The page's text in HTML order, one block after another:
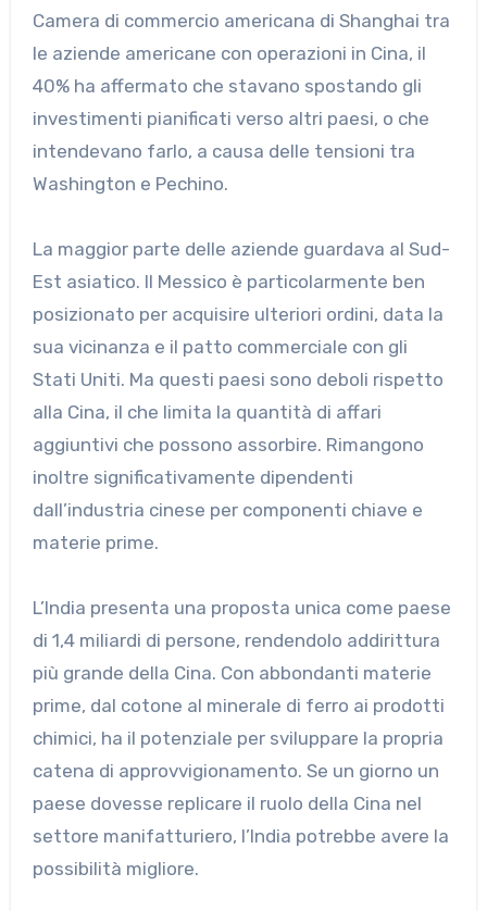
Camera di commercio americana di Shanghai tra
le aziende americane con operazioni in Cina, il
40% ha affermato che stavano spostando gli
investimenti pianificati verso altri paesi, o che
intendevano farlo, a causa delle tensioni tra
Washington e Pechino.
La maggior parte delle aziende guardava al Sud-
Est asiatico. Il Messico è particolarmente ben
posizionato per acquisire ulteriori ordini, data la
sua vicinanza e il patto commerciale con gli
Stati Uniti. Ma questi paesi sono deboli rispetto
alla Cina, il che limita la quantità di affari
aggiuntivi che possono assorbire. Rimangono
inoltre significativamente dipendenti
dall’industria cinese per componenti chiave e
materie prime.
L’India presenta una proposta unica come paese
di 1,4 miliardi di persone, rendendolo addirittura
più grande della Cina. Con abbondanti materie
prime, dal cotone al minerale di ferro ai prodotti
chimici, ha il potenziale per sviluppare la propria
catena di approvvigionamento. Se un giorno un
paese dovesse replicare il ruolo della Cina nel
settore manifatturiero, l’India potrebbe avere la
possibilità migliore.